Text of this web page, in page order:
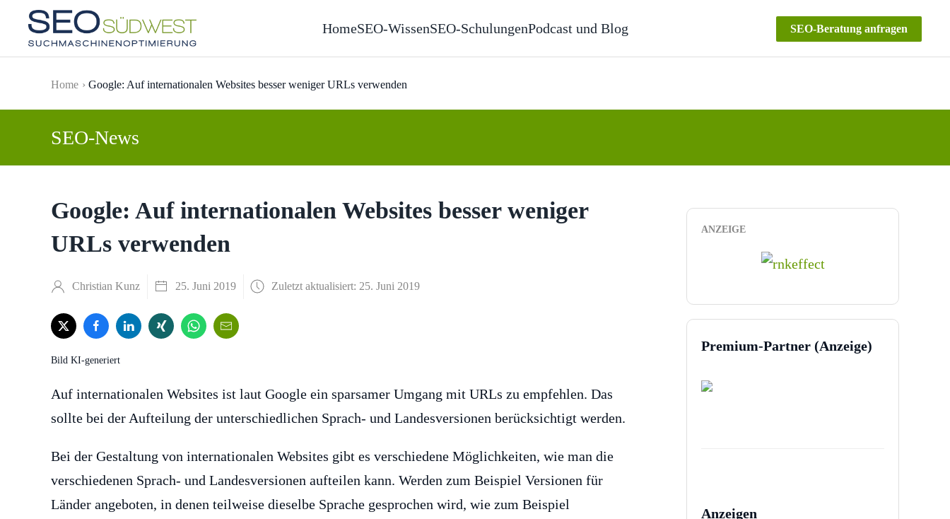
Skip to main content
HomeSEO-WissenSEO-SchulungenPodcast und Blog SEO-Beratung anfragen
Home Google: Auf internationalen Websites besser weniger URLs verwenden
SEO-News
Google: Auf internationalen Websites besser weniger
URLs verwenden
Christian Kunz 25. Juni 2019 Zuletzt aktualisiert: 25. Juni 2019
Bild KI-generiert
Auf internationalen Websites ist laut Google ein sparsamer Umgang mit URLs zu empfehlen. Das
sollte bei der Aufteilung der unterschiedlichen Sprach- und Landesversionen berücksichtigt werden.
Bei der Gestaltung von internationalen Websites gibt es verschiedene Möglichkeiten, wie man die
verschiedenen Sprach- und Landesversionen aufteilen kann. Werden zum Beispiel Versionen für
Länder angeboten, in denen teilweise dieselbe Sprache gesprochen wird, wie zum Beispiel
ANZEIGE
Premium-Partner (Anzeige)
Anzeigen